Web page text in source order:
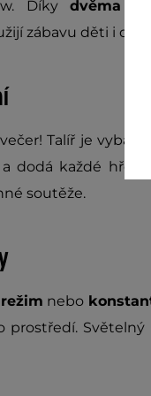
Díky dvěma
zábavu děti i
Talíř je
dodá každé hře
soutěže.
nebo
prostředí.